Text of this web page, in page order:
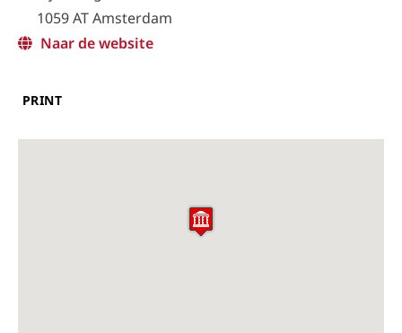
1059 AT Amsterdam
Naar de website
PRINT